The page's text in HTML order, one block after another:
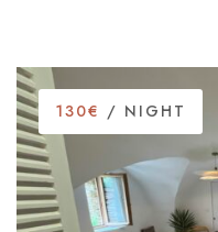
130€ / NIGHT